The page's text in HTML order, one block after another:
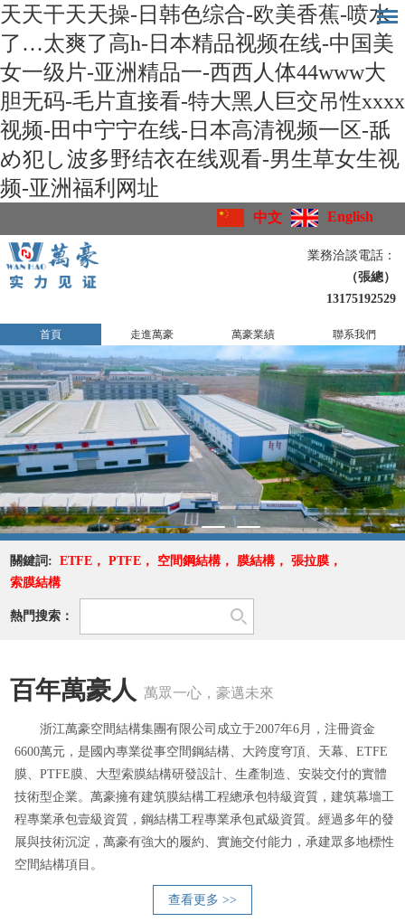
天天干天天操-日韩色综合-欧美香蕉-喷水
了…太爽了高h-日本精品视频在线-中国美
女一级片-亚洲精品一-西西人体44www大
胆无码-毛片直接看-特大黑人巨交吊性xxxx
视频-田中宁宁在线-日本高清视频一区-舐
め犯し波多野结衣在线观看-男生草女生视
频-亚洲福利网址
中文 English
業務洽談電話：
（張總）
13175192529
首頁 走進萬豪 萬豪業績 聯系我們
關鍵詞:ETFE ，PTFE ， 空間鋼結構， 膜結構，張拉膜 ，
索膜結構
熱門搜索：
百年萬豪人 萬眾一心，豪邁未來
浙江萬豪空間結構集團有限公司成立于2007年6月，注冊資金
6600萬元，是國內專業從事空間鋼結構、大跨度穹頂、天幕、ETFE
膜、PTFE膜、大型索膜結構研發設計、生產制造、安裝交付的實體
技術型企業。萬豪擁有建筑膜結構工程總承包特級資質，建筑幕墻工
程專業承包壹級資質，鋼結構工程專業承包貳級資質。經過多年的發
展與技術沉淀，萬豪有強大的履約、實施交付能力，承建眾多地標性
空間結構項目。
查看更多 >>